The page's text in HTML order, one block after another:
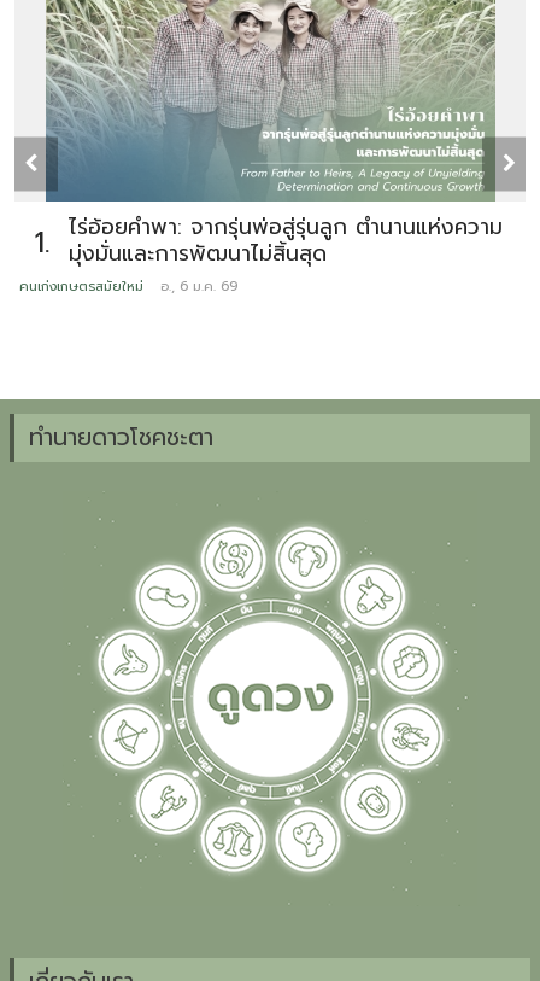
1.
ไร่อ้อยคำพา: จากรุ่นพ่อสู่รุ่นลูก ตำนานแห่งความ
มุ่งมั่นและการพัฒนาไม่สิ้นสุด
คนเก่งเกษตรสมัยใหม่
อ., 6 ม.ค. 69
ทำนายดาวโชคชะตา